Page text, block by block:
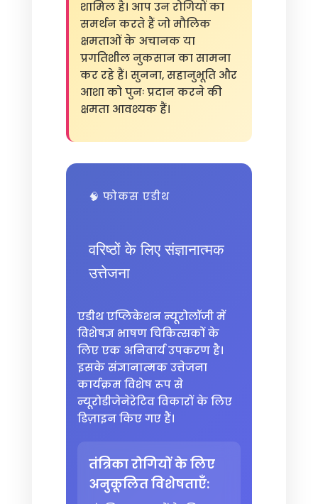
शामिल है। आप उन रोगियों का
समर्थन करते हैं जो मौलिक
क्षमताओं के अचानक या
प्रगतिशील नुकसान का सामना
कर रहे हैं। सुनना, सहानुभूति और
आशा को पुनः प्रदान करने की
क्षमता आवश्यक हैं।
🧠 फोकस एडीथ
वरिष्ठों के लिए संज्ञानात्मक
उत्तेजना
एडीथ एप्लिकेशन न्यूरोलॉजी में
विशेषज्ञ भाषण चिकित्सकों के
लिए एक अनिवार्य उपकरण है।
इसके संज्ञानात्मक उत्तेजना
कार्यक्रम विशेष रूप से
न्यूरोडीजेनेरेटिव विकारों के लिए
डिज़ाइन किए गए हैं।
तंत्रिका रोगियों के लिए
अनुकूलित विशेषताएँ: